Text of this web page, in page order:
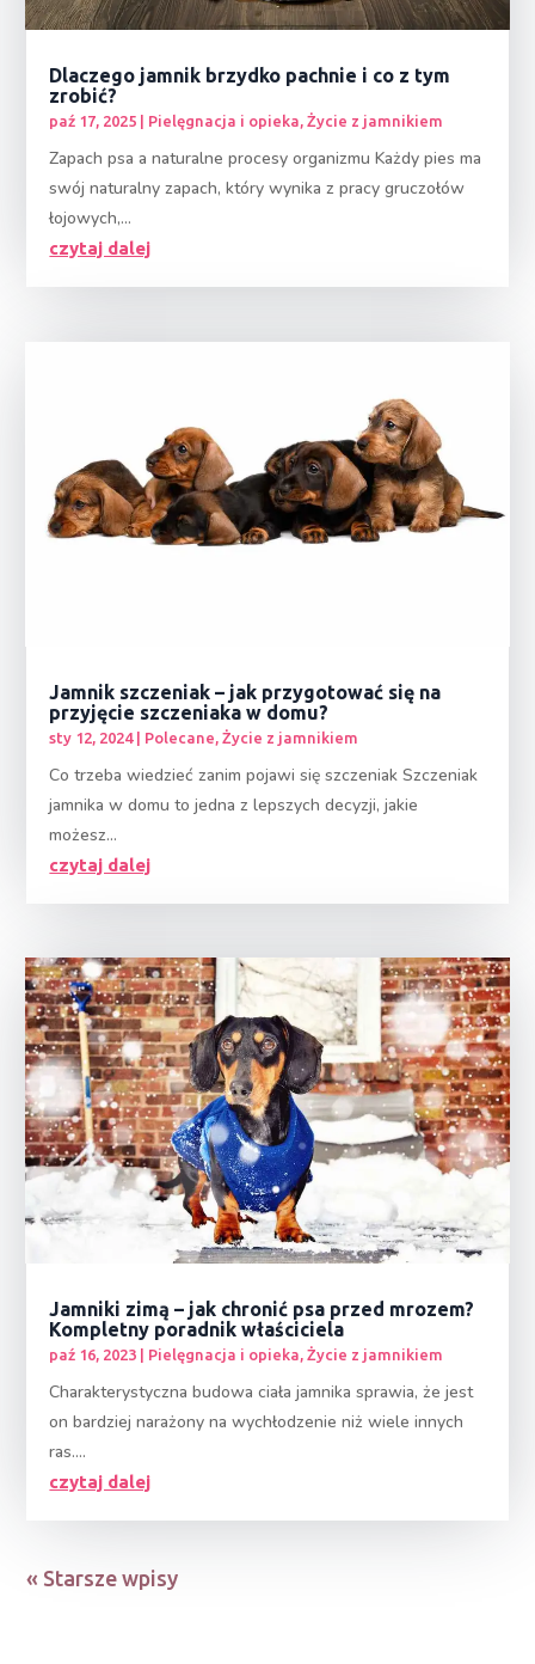
Dlaczego jamnik brzydko pachnie i co z tym
zrobić?
paź 17, 2025 Pielęgnacja i opieka,Życie z jamnikiem
Zapach psa a naturalne procesy organizmu Każdy pies ma
swój naturalny zapach, który wynika z pracy gruczołów
łojowych,...
czytaj dalej
Jamnik szczeniak – jak przygotować się na
przyjęcie szczeniaka w domu?
sty 12, 2024| Polecane,Życie z jamnikiem
Co trzeba wiedzieć zanim pojawi się szczeniak Szczeniak
jamnika w domu to jedna z lepszych decyzji, jakie
możesz...
czytaj dalej
Jamniki zimą – jak chronić psa przed mrozem?
Kompletny poradnik właściciela
paź 16, 2023 | Pielęgnacja i opieka ,Życie z jamnikiem
Charakterystyczna budowa ciała jamnika sprawia, że jest
on bardziej narażony na wychłodzenie niż wiele innych
ras....
czytaj dalej
« Starsze wpisy